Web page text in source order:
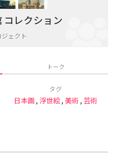
コレクション
ェクト
トーク
タグ
日本画, 浮世絵,美術,芸術